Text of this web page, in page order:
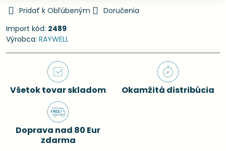
Pridať k Obľúbeným
Doručenia
Import kód: 2489
Výrobca: RAYWELL
Všetok tovar skladom Okamžitá distribúcia
Doprava nad 80 Eur
zdarma